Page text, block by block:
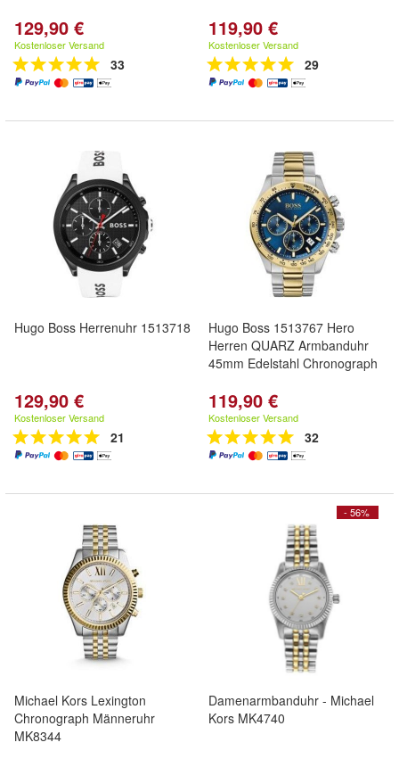
129,90 €
Kostenloser Versand
33
119,90 €
Kostenloser Versand
29
Hugo Boss Herrenuhr 1513718
129,90 €
Kostenloser Versand
21
Hugo Boss 1513767 Hero
Herren QUARZ Armbanduhr
45mm Edelstahl Chronograph
119,90 €
Kostenloser Versand
32
Michael Kors Lexington
Chronograph Männeruhr
MK8344
- 56%
Damenarmbanduhr - Michael
Kors MK4740